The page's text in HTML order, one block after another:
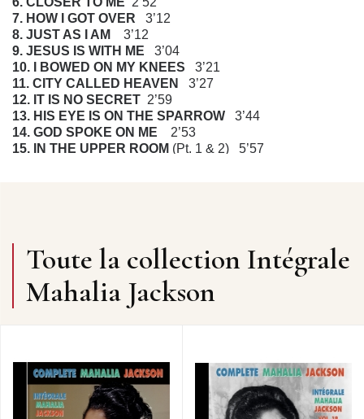
7. HOW I GOT OVER 3’12
8. JUST AS I AM
3’12
9. JESUS IS WITH ME 3’04
10. I BOWED ON MY KNEES
3’21
11. CITY CALLED HEAVEN
3’27
12. IT IS NO SECRET 2’59
13. HIS EYE IS ON THE SPARROW
3’44
14. GOD SPOKE ON ME
2’53
15. IN THE UPPER ROOM (Pt. 1 & 2) 5’57
frémont, fermeaux, fremeaux, fremaux, fremau, fremaud,
fremault, fremo, fremont, CD audio, 78 tours, disques
anciens, CD à acheter, écouter des vieux
enregistrements, albums, rééditions, anthologies ou
intégrales sont disponibles sous forme de CD et par
Toute la collection Intégrale
Mahalia Jackson